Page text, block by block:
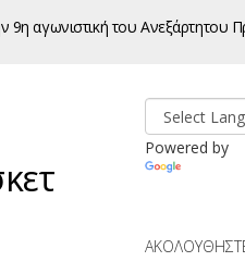
9η αγωνιστική του Ανεξάρτητου
Powered by